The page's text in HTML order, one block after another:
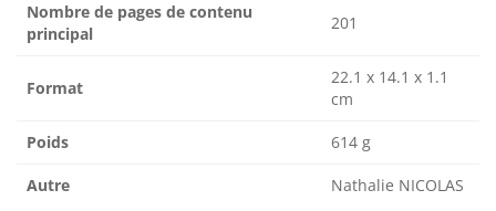
Nombre de pages de contenu
principal
201
Format
22.1 x 14.1 x 1.1
cm
Poids 614 g
Autre Nathalie NICOLAS